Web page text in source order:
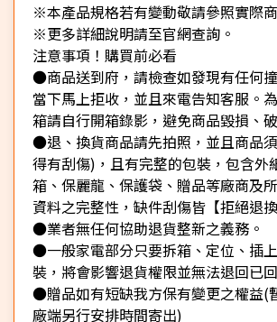
※本產品規格若有變動敬請參照實際
※更多詳細說明請至官網查詢。
注意事項！購買前必看
●商品送到府，請檢查如發現有任何
當下馬上拒收，並且來電告知客服。
箱請自行開箱錄影，避免商品毀損、
●退、換貨商品請先拍照，並且商品
得有刮傷)，且有完整的包裝，包含外
箱、保麗龍、保護袋、贈品等廠商及
資料之完整性，缺件刮傷皆【拒絕退換
●業者無任何協助退貨整新之義務。
●一般家電部分只要拆箱、定位、插
裝，將會影響退貨權限並無法退回已
●贈品如有短缺我方保有變更之權益(
廠端另行安排時間寄出)